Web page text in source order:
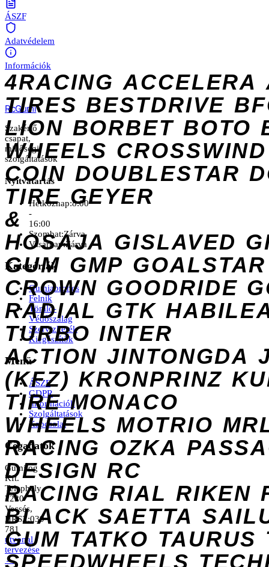
ÁSZF
Adatvédelem
Információk
4RACING ACCELERA
TIRES BESTDRIVE
LION BORBET BOTO
WHEELS CROSSWIND
COIN DOUBLESTAR
TIRE GEYER
&
HOSAJA GISLAVED
GUM GMP GOALSTAR
CROWN GOODRIDE
RADIAL GTK
TURBO INTER
ACTION JINTONGDA
(KFZ) KRONPRINZ
TIRE MONACO
WHEELS MOTRIO
RACING OZKA
DESIGN RC
RACING RIAL RIKEN
BLACK SAETTA
GUM TATKO TAURUS
SPEEDWHEELS
RcGumi
Szakértő
csapat,
minőségi
szolgáltatások
Nyitvatartás
Hétköznap:8:00
-
16:00
Szombat:Zárva
Vasárnap:Zárva
Kategóriák
Gumiabroncs
Felnik
Tömlő-
Védőszalag
Szervizkerék
Kiegészítők
Menü
ÁSZF
GDPR
Információk
Szolgáltatások
Kapcsolat
Cégadatok
Gumilog
Kft.
Telephely
2220
Vecsés,
HRSZ:039
781
útvonal
tervezése
→